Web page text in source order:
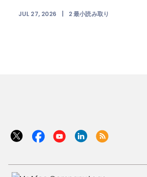
JUL 27, 2026 2最小読み取り